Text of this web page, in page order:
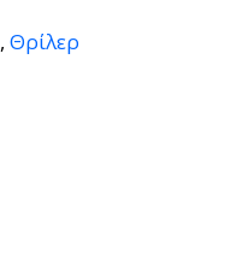
, Θρίλερ